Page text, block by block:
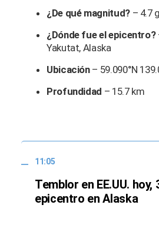
¿De qué magnitud? – 4.7
¿Dónde fue el epicentro?
Yakutat, Alaska
Ubicación– 59.090°N
Profundidad – 15.7 km
11:05
Temblor en EE.UU. hoy,
epicentro en Alaska